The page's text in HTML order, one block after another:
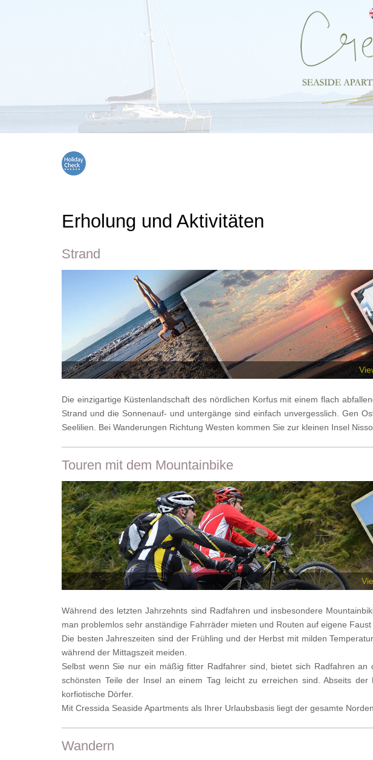
Erholung und Aktivitäten
Strand
Die einzigartige Küstenlandschaft des nördlichen Korfus mit einem flach
Strand und die Sonnenauf- und untergänge sind einfach unvergesslich. Gen
Seelilien. Bei Wanderungen Richtung Westen kommen Sie zur kleinen Insel
Touren mit dem Mountainbike
Während des letzten Jahrzehnts sind Radfahren und insbesondere
man problemlos sehr anständige Fahrräder mieten und Routen auf eigene
Die besten Jahreszeiten sind der Frühling und der Herbst mit milden
während der Mittagszeit meiden.
Selbst wenn Sie nur ein mäßig fitter Radfahrer sind, bietet sich Radfahren
schönsten Teile der Insel an einem Tag leicht zu erreichen sind. Abseits
korfiotische Dörfer.
Mit Cressida Seaside Apartments als Ihrer Urlaubsbasis liegt der gesamte
Wandern